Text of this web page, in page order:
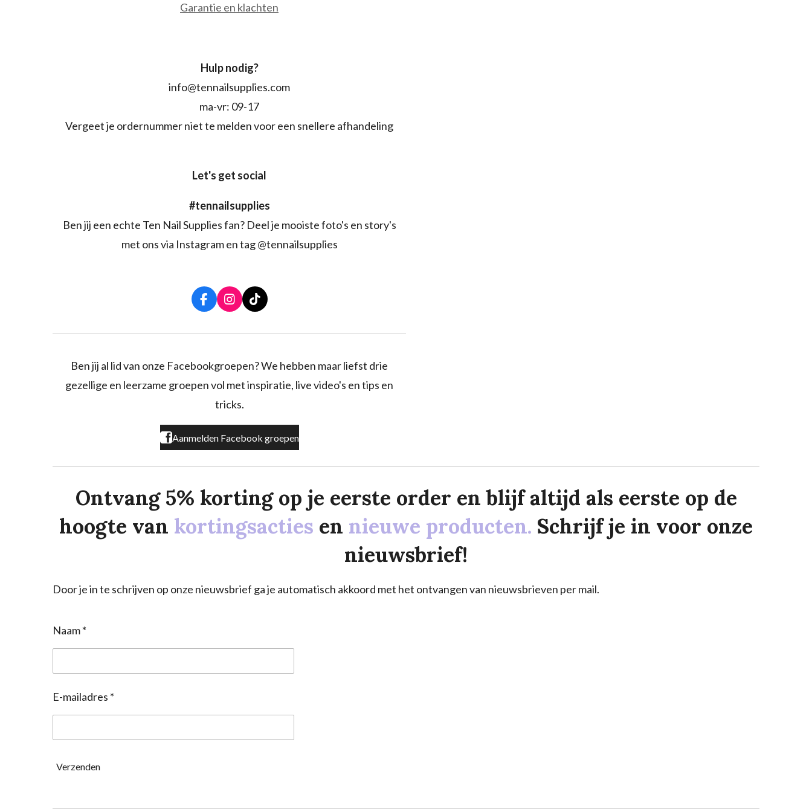
Garantie en klachten
Hulp nodig?
info@tennailsupplies.com
ma-vr: 09-17
Vergeet je ordernummer niet te melden voor een snellere afhandeling
Let's get social
#tennailsupplies
Ben jij een echte Ten Nail Supplies fan? Deel je mooiste foto's en story's
met ons via Instagram en tag @tennailsupplies
F
a
o
k
I
n
r
a
T
i
k
Ben jij al lid van onze Facebookgroepen? We hebben maar liefst drie
gezellige en leerzame groepen vol met inspiratie, live video's en tips en
tricks.
Aanmelden Facebook groepen
Ontvang 5% korting op je eerste order en blijf altijd als eerste op de
hoogte van kortingsacties en nieuwe producten. Schrijf je in voor onze
nieuwsbrief!
Door je in te schrijven op onze nieuwsbrief ga je automatisch akkoord met het ontvangen van nieuwsbrieven per mail.
Naam *
E-mailadres *
Verzenden